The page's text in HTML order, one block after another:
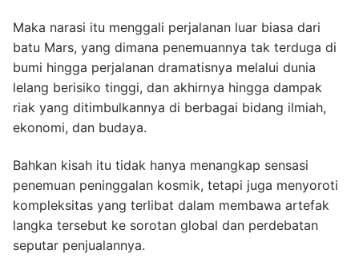
Maka narasi itu menggali perjalanan luar biasa dari
batu Mars, yang dimana penemuannya tak terduga di
bumi hingga perjalanan dramatisnya melalui dunia
lelang berisiko tinggi, dan akhirnya hingga dampak
riak yang ditimbulkannya di berbagai bidang ilmiah,
ekonomi, dan budaya.
Bahkan kisah itu tidak hanya menangkap sensasi
penemuan peninggalan kosmik, tetapi juga menyoroti
kompleksitas yang terlibat dalam membawa artefak
langka tersebut ke sorotan global dan perdebatan
seputar penjualannya.